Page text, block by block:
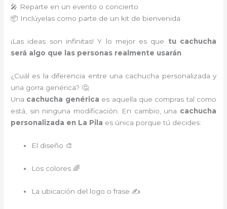
🎤 Reparte en un evento o concierto
📦 Inclúyelas como parte de un kit de bienvenida
¡Las ideas son infinitas! Y lo mejor es que tu cachucha
será algo que las personas realmente usarán
¿Cuál es la diferencia entre una cachucha personalizada y
una gorra genérica? 🤔
Una cachucha genérica es aquella que compras tal como
está, sin ninguna modificación. En cambio, una cachucha
personalizada en La Pila es única porque tú decides:
El diseño 🎨
Los colores 🌈
La ubicación del logo o frase ✍️